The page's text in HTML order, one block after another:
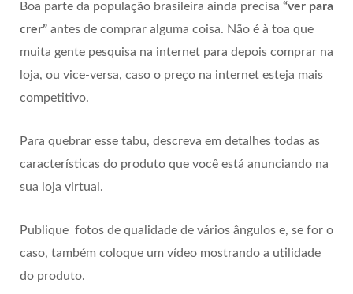
Boa parte da população brasileira ainda precisa “ver para
crer” antes de comprar alguma coisa. Não é à toa que
muita gente pesquisa na internet para depois comprar na
loja, ou vice-versa, caso o preço na internet esteja mais
competitivo.
Para quebrar esse tabu, descreva em detalhes todas as
características do produto que você está anunciando na
sua loja virtual.
Publique fotos de qualidade de vários ângulos e, se for o
caso, também coloque um vídeo mostrando a utilidade
do produto.